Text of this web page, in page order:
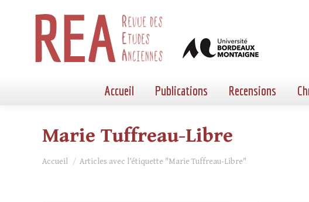
Accueil Publications Recensions
Marie Tuffreau-Libre
Vous êtes ici :
Accueil Articles avec l’étiquette "Marie Tuffreau-Libre"